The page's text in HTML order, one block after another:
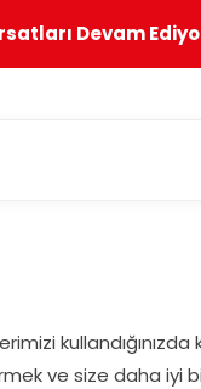
Devam
kullandığınızda
ve size daha